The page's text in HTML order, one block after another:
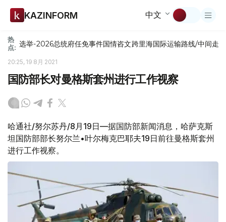
KAZINFORM 中文
热
点: 选举-2026总统府任免事件国情咨文跨里海国际运输路线/中间走廊
20:25, 19 8月 2021
国防部长对曼格斯套州进行工作视察
哈通社/努尔苏丹/8月19日—据国防部新闻消息，哈萨克斯
坦国防部部长努尔兰•叶尔梅克巴耶夫19日前往曼格斯套州
进行工作视察。